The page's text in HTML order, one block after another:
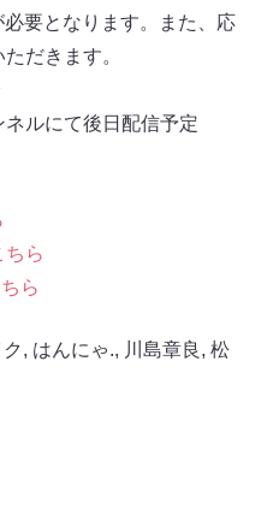
要となります。また、応
だきます。
ネルにて後日配信予定
ちら
ら
, はんにゃ., 川島章良 , 松